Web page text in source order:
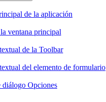
de la aplicación
ventana principal
de la Toolbar
del elemento de formulario
diálogo Opciones